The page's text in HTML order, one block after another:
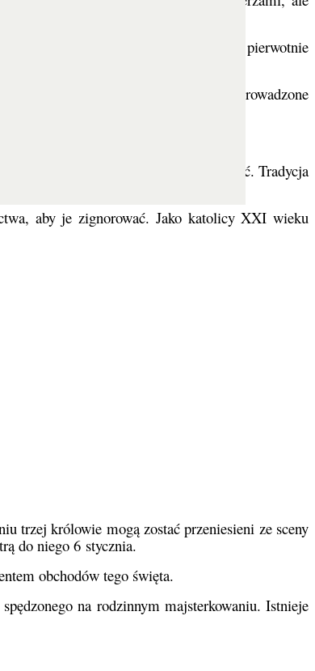
zaczęto je obchodzić w Rzymie, było pierwotnie
rzymskim. Święto zostało wprowadzone
przybyli ze Wschodu, aby Go adorować. Tradycja
afirmacją powszechnego zbawienia.
aby je zignorować. Jako katolicy XXI wieku
trzej królowie mogą zostać przeniesieni ze sceny
do niego 6 stycznia.
obchodów tego święta.
na rodzinnym majsterkowaniu. Istnieje